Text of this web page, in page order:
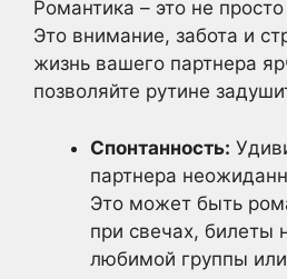
Романтика – это не
Это внимание, забота и
жизнь вашего партнера
позволяйте рутине
Спонтанность:
партнера
Это может быть
при свечах, билеты
любимой группы или